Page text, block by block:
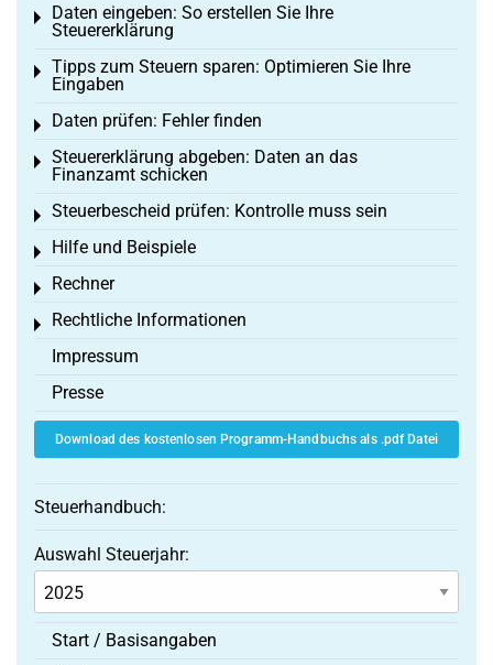
Daten eingeben: So erstellen Sie Ihre
Steuererklärung
Toggle menu
Tipps zum Steuern sparen: Optimieren Sie Ihre
Eingaben
Toggle menu
Daten prüfen: Fehler finden
Toggle menu
Steuererklärung abgeben: Daten an das
Finanzamt schicken
Toggle menu
Steuerbescheid prüfen: Kontrolle muss sein
Toggle menu
Hilfe und Beispiele
Toggle menu
Rechner
Toggle menu
Rechtliche Informationen
Toggle menu
Impressum
Presse
Download des kostenlosen Programm-Handbuchs als .pdf Datei
Steuerhandbuch:
Auswahl Steuerjahr:
Start / Basisangaben